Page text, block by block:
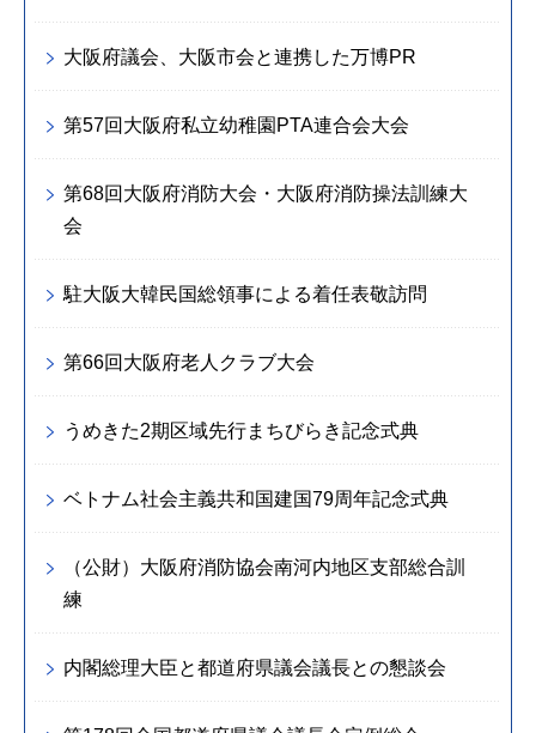
大阪府議会、大阪市会と連携した万博PR
第57回大阪府私立幼稚園PTA連合会大会
第68回大阪府消防大会・大阪府消防操法訓練大
会
駐大阪大韓民国総領事による着任表敬訪問
第66回大阪府老人クラブ大会
うめきた2期区域先行まちびらき記念式典
ベトナム社会主義共和国建国79周年記念式典
（公財）大阪府消防協会南河内地区支部総合訓
練
内閣総理大臣と都道府県議会議長との懇談会